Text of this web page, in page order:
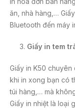
ăn, nhà hàng,…
Bluetooth đến máy
Giấy in tem
Giấy in K50
khi in xong bạn có
túi hàng,… mà
Giấy in nhiệt là loại